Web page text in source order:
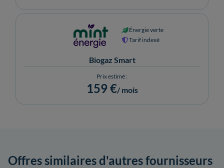
Biogaz Smart
Énergie verte
Tarif indexé
Prix estimé :
159 €/ mois
Offres similaires d'autres fournisseurs